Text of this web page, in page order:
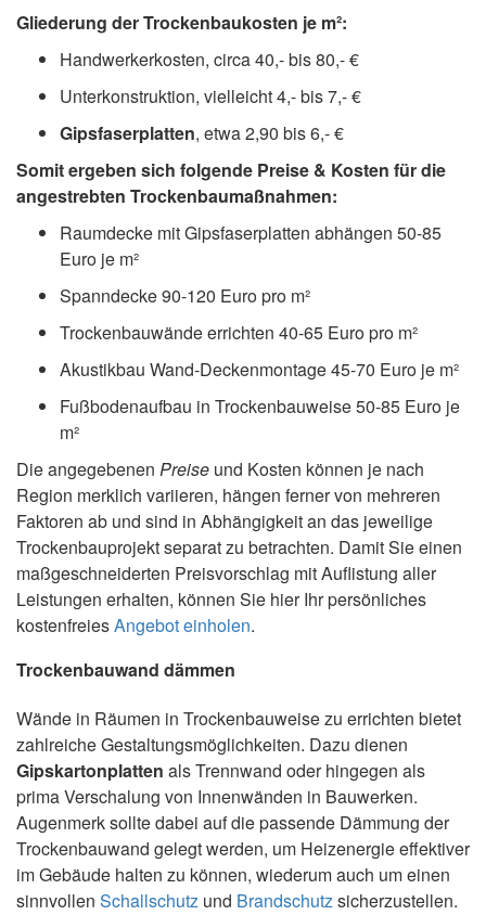
Gliederung der Trockenbaukosten je m²:
Handwerkerkosten, circa 40,- bis 80,- €
Unterkonstruktion, vielleicht 4,- bis 7,- €
Gipsfaserplatten, etwa 2,90 bis 6,- €
Somit ergeben sich folgende Preise & Kosten für die
angestrebten Trockenbaumaßnahmen:
Raumdecke mit Gipsfaserplatten abhängen 50-85
Euro je m²
Spanndecke 90-120 Euro pro m²
Trockenbauwände errichten 40-65 Euro pro m²
Akustikbau Wand-Deckenmontage 45-70 Euro je m²
Fußbodenaufbau in Trockenbauweise 50-85 Euro je
m²
Die angegebenen Preise und Kosten können je nach
Region merklich variieren, hängen ferner von mehreren
Faktoren ab und sind in Abhängigkeit an das jeweilige
Trockenbauprojekt separat zu betrachten. Damit Sie einen
maßgeschneiderten Preisvorschlag mit Auflistung aller
Leistungen erhalten, können Sie hier Ihr persönliches
kostenfreiesAngebot einholen.
Trockenbauwand dämmen
Wände in Räumen in Trockenbauweise zu errichten bietet
zahlreiche Gestaltungsmöglichkeiten. Dazu dienen
Gipskartonplatten als Trennwand oder hingegen als
prima Verschalung von Innenwänden in Bauwerken.
Augenmerk sollte dabei auf die passende Dämmung der
Trockenbauwand gelegt werden, um Heizenergie effektiver
im Gebäude halten zu können, wiederum auch um einen
sinnvollen Schallschutz und Brandschutzsicherzustellen.